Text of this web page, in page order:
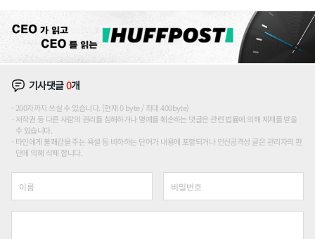
기사댓글0개
200자까지 쓰실 수 있습니다. (현재 0 byte / 최대 400byte)
저작권 등 다른 사람의 권리를 침해하거나 명예를 훼손하는 댓글은 관련 법률에 의해 제재를 받을
수 있습니다.
타인에게 불쾌감을 주는 욕설 등 비하하는 단어가 내용에 포함되거나 인신공격성 글은 관리자의 판
단에 의해 삭제 합니다.